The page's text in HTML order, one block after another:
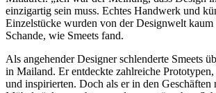
einzigartig sein muss. Echtes Handwerk und
Einzelstücke wurden von der Designwelt kaum
Schande, wie Smeets fand.
Als angehender Designer schlenderte Smeets
in Mailand. Er entdeckte zahlreiche Prototypen,
und inspirierten. Doch als er in den Geschäften